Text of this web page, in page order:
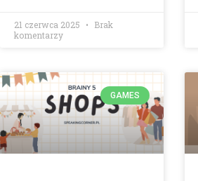
21 czerwca 2025
Brak
komentarzy
GAMES